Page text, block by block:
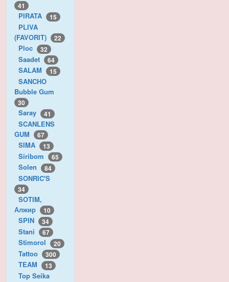
41
PIRATA 15
PLIVA
(FAVORIT)
22
Ploc 32
Saadet 64
SALAM 15
SANCHO
Bubble Gum
30
Saray 41
SCANLENS
GUM
67
SIMA 13
Siribom 65
Solen 84
SONRIC'S
34
SOTIM,
Алжир
10
SPIN 34
Stani 67
Stimorol 20
Tattoo 300
TEAM 13
Top Seika